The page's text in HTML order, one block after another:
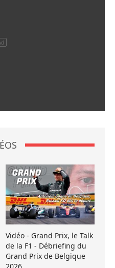
Vidéo - Grand Prix, le Talk
de la F1 - Débriefing du
Grand Prix de Belgique
2026